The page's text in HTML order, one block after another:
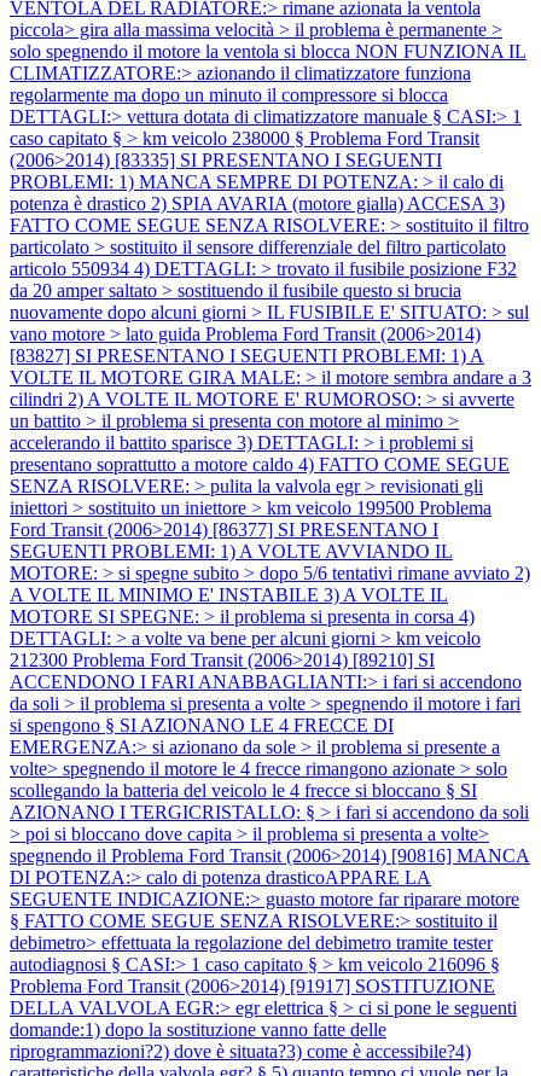
VENTOLA DEL RADIATORE:> rimane azionata la ventola
piccola> gira alla massima velocità > il problema è permanente >
solo spegnendo il motore la ventola si blocca NON FUNZIONA IL
CLIMATIZZATORE:> azionando il climatizzatore funziona
regolarmente ma dopo un minuto il compressore si blocca
DETTAGLI:> vettura dotata di climatizzatore manuale § CASI:> 1
caso capitato § > km veicolo 238000 § Problema Ford Transit
(2006>2014) [83335] SI PRESENTANO I SEGUENTI
PROBLEMI: 1) MANCA SEMPRE DI POTENZA: > il calo di
potenza è drastico 2) SPIA AVARIA (motore gialla) ACCESA 3)
FATTO COME SEGUE SENZA RISOLVERE: > sostituito il filtro
particolato > sostituito il sensore differenziale del filtro particolato
articolo 550934 4) DETTAGLI: > trovato il fusibile posizione F32
da 20 amper saltato > sostituendo il fusibile questo si brucia
nuovamente dopo alcuni giorni > IL FUSIBILE E' SITUATO: > sul
vano motore > lato guida Problema Ford Transit (2006>2014)
[83827] SI PRESENTANO I SEGUENTI PROBLEMI: 1) A
VOLTE IL MOTORE GIRA MALE: > il motore sembra andare a 3
cilindri 2) A VOLTE IL MOTORE E' RUMOROSO: > si avverte
un battito > il problema si presenta con motore al minimo >
accelerando il battito sparisce 3) DETTAGLI: > i problemi si
presentano soprattutto a motore caldo 4) FATTO COME SEGUE
SENZA RISOLVERE: > pulita la valvola egr > revisionati gli
iniettori > sostituito un iniettore > km veicolo 199500 Problema
Ford Transit (2006>2014) [86377] SI PRESENTANO I
SEGUENTI PROBLEMI: 1) A VOLTE AVVIANDO IL
MOTORE: > si spegne subito > dopo 5/6 tentativi rimane avviato 2)
A VOLTE IL MINIMO E' INSTABILE 3) A VOLTE IL
MOTORE SI SPEGNE: > il problema si presenta in corsa 4)
DETTAGLI: > a volte va bene per alcuni giorni > km veicolo
212300 Problema Ford Transit (2006>2014) [89210] SI
ACCENDONO I FARI ANABBAGLIANTI:> i fari si accendono
da soli > il problema si presenta a volte > spegnendo il motore i fari
si spengono § SI AZIONANO LE 4 FRECCE DI
EMERGENZA:> si azionano da sole > il problema si presente a
volte> spegnendo il motore le 4 frecce rimangono azionate > solo
scollegando la batteria del veicolo le 4 frecce si bloccano § SI
AZIONANO I TERGICRISTALLO: § > i fari si accendono da soli
> poi si bloccano dove capita > il problema si presenta a volte>
spegnendo il Problema Ford Transit (2006>2014) [90816] MANCA
DI POTENZA:> calo di potenza drasticoAPPARE LA
SEGUENTE INDICAZIONE:> guasto motore far riparare motore
§ FATTO COME SEGUE SENZA RISOLVERE:> sostituito il
debimetro> effettuata la regolazione del debimetro tramite tester
autodiagnosi § CASI:> 1 caso capitato § > km veicolo 216096 §
Problema Ford Transit (2006>2014) [91917] SOSTITUZIONE
DELLA VALVOLA EGR:> egr elettrica § > ci si pone le seguenti
domande:1) dopo la sostituzione vanno fatte delle
riprogrammazioni?2) dove è situata?3) come è accessibile?4)